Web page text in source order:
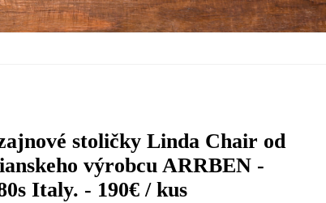
stoličky Linda Chair od
výrobcu ARRBEN -
Italy. - 190€ / kus